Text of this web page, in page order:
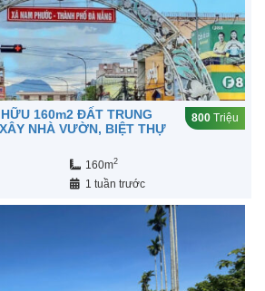
160m2 ĐẤT TRUNG
NHÀ VƯỜN, BIỆT THỰ
800 Triệu
160m2
1 tuần trước